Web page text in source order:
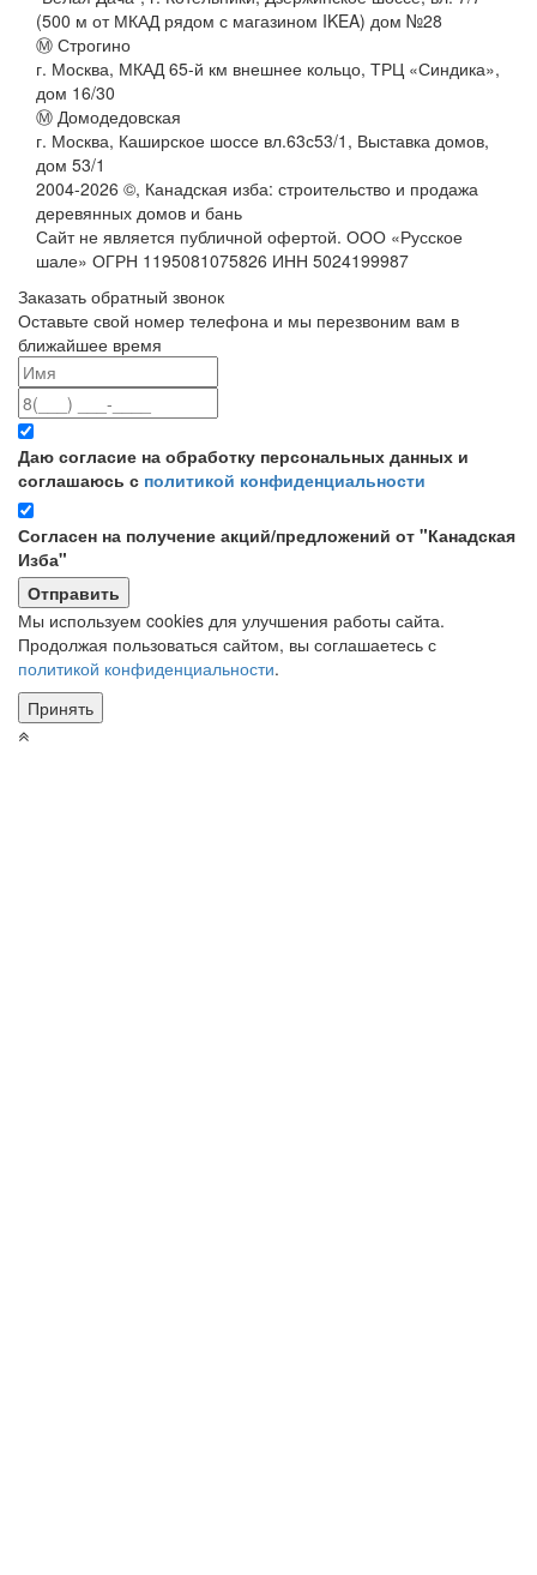
(500 м от МКАД рядом с магазином IKEA) дом №28
Ⓜ Строгино
г. Москва, МКАД 65-й км внешнее кольцо, ТРЦ «Синдика»,
дом 16/30
Ⓜ Домодедовская
г. Москва, Каширское шоссе вл.63с53/1, Выставка домов,
дом 53/1
2004-2026 ©, Канадская изба: строительство и продажа
деревянных домов и бань
Сайт не является публичной офертой. ООО «Русское
шале» ОГРН 1195081075826 ИНН 5024199987
Заказать обратный звонок
Оставьте свой номер телефона и мы перезвоним вам в
ближайшее время
Даю согласие на обработку персональных данных и
соглашаюсь с политикой конфиденциальности
Согласен на получение акций/предложений от "Канадская
Изба"
Мы используем cookies для улучшения работы сайта.
Продолжая пользоваться сайтом, вы соглашаетесь с
политикой конфиденциальности.
Принять